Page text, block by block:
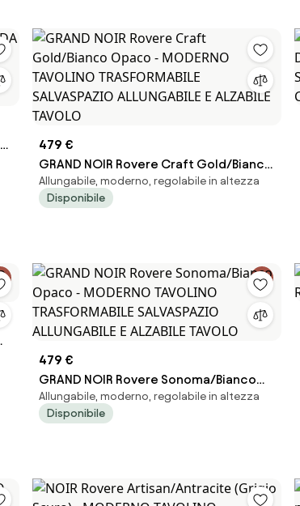
479 €
GRAND NOIR Rovere Craft Gold/Bianco
Opaco - MODERNO TAVOLINO
TRASFORMABILE SALVASPAZIO
Allungabile, moderno, regolabile in altezza
Disponibile
479 €
GRAND NOIR Rovere Sonoma/Bianco
Opaco - MODERNO TAVOLINO
TRASFORMABILE SALVASPAZIO
Allungabile, moderno, regolabile in altezza
Disponibile